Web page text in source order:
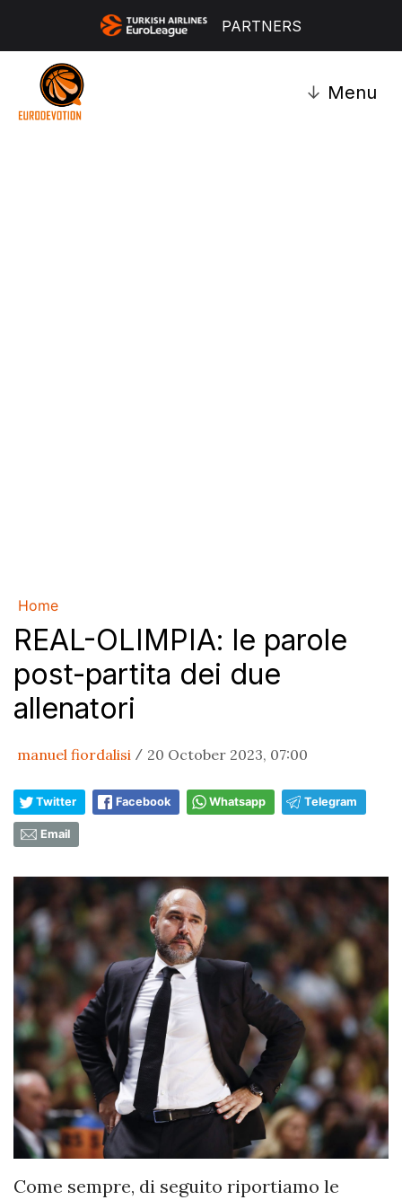
PARTNERS
↓ Menu
Home
REAL-OLIMPIA: le parole
post-partita dei due
allenatori
manuel fiordalisi / 20 October 2023, 07:00
Twitter Facebook Whatsapp Telegram
Email
Come sempre, di seguito riportiamo le